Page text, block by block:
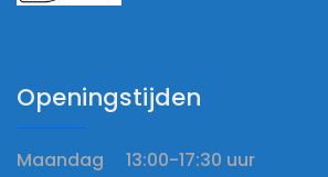
Openingstijden
Maandag 13:00-17:30 uur